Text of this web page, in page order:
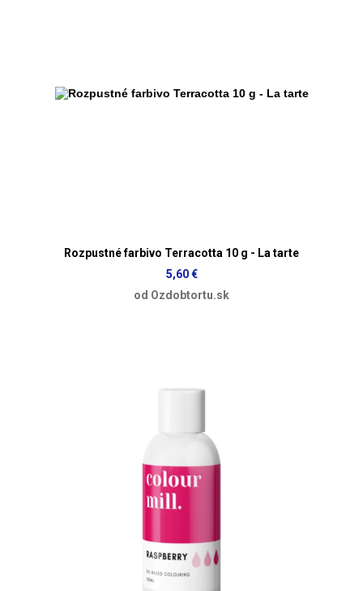
Rozpustné farbivo Terracotta 10 g - La tarte
5,60 €
od Ozdobtortu.sk